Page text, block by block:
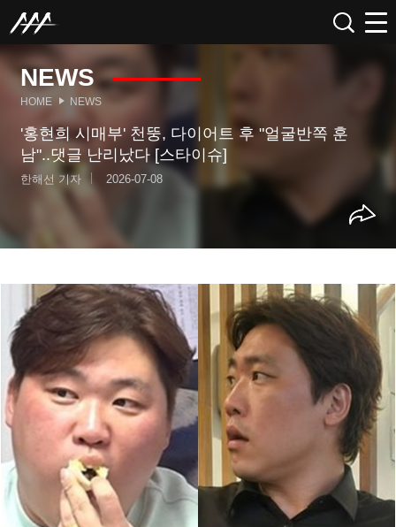
NEWS
HOME NEWS
'홍현희 시매부' 천뚱, 다이어트 후 "얼굴반쪽 훈
남"..댓글 난리났다 [스타이슈]
한해선 기자 2026-07-08